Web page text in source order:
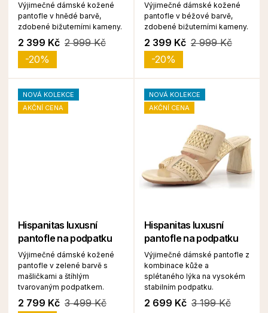
Výjimečné dámské kožené
pantofle v hnědé barvě,
zdobené bižuterními kameny.
2 399 Kč 2 999 Kč
-20%
Výjimečné dámské kožené
pantofle v béžové barvě,
zdobené bižuterními kameny.
2 399 Kč 2 999 Kč
-20%
NOVÁ KOLEKCE
AKČNÍ CENA
Hispanitas luxusní
pantofle na podpatku
Výjimečné dámské kožené
pantofle v zelené barvě s
mašličkami a štíhlým
tvarovaným podpatkem.
2 799 Kč 3 499 Kč
NOVÁ KOLEKCE
AKČNÍ CENA
Hispanitas luxusní
pantofle na podpatku
Výjimečné dámské pantofle z
kombinace kůže a
splétaného lýka na vysokém
stabilním podpatku.
2 699 Kč 3 199 Kč